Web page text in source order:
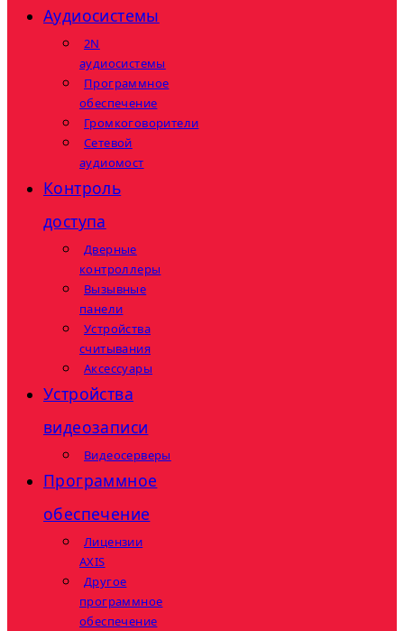
Аудиосистемы
2N
аудиосистемы
Программное
обеспечение
Громкоговорители
Сетевой
аудиомост
Контроль
доступа
Дверные
контроллеры
Вызывные
панели
Устройства
считывания
Аксессуары
Устройства
видеозаписи
Видеосерверы
Программное
обеспечение
Лицензии
AXIS
Другое
программное
обеспечение